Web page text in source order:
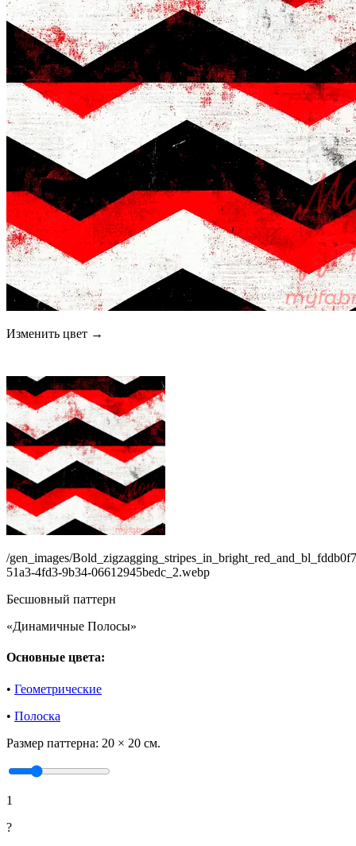
Изменить цвет →
/gen_images/
51a3-4fd3-9b34-06612945bedc_2.webp
Бесшовный паттерн
«Динамичные Полосы»
Основные цвета:
• Геометрические
• Полоска
Размер паттерна: 20 × 20 см.
1
?